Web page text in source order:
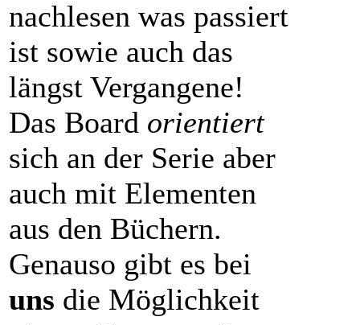
nachlesen was passiert
ist sowie auch das
längst Vergangene!
Das Board orientiert
sich an der Serie aber
auch mit Elementen
aus den Büchern.
Genauso gibt es bei
uns die Möglichkeit